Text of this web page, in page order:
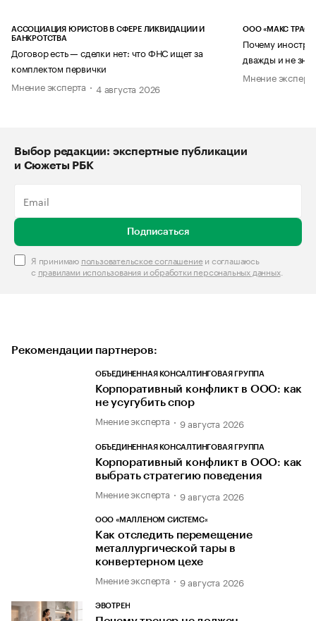
АССОЦИАЦИЯ ЮРИСТОВ В СФЕРЕ ЛИКВИДАЦИИ И
БАНКРОТСТВА
Договор есть — сделки нет: что ФНС ищет за
комплектом первички
Мнение эксперта
4 августа 2026
ООО «МАКС ТРАСТ»
Почему
дважды и не
Мнение
Выбор редакции: экспертные публикации
и Сюжеты РБК
Подписаться
Я принимаю пользовательское соглашениеи соглашаюсь
с правилами использования и обработки персональных данных.
Рекомендации партнеров:
ОБЪЕДИНЕННАЯ КОНСАЛТИНГОВАЯ ГРУППА
Корпоративный конфликт в ООО: как
не усугубить спор
Мнение эксперта 9 августа 2026
ОБЪЕДИНЕННАЯ КОНСАЛТИНГОВАЯ ГРУППА
Корпоративный конфликт в ООО: как
выбрать стратегию поведения
Мнение эксперта 9 августа 2026
ООО «МАЛЛЕНОМ СИСТЕМС»
Как отследить перемещение
металлургической тары в
конвертерном цехе
Мнение эксперта 9 августа 2026
ЭВОТРЕН